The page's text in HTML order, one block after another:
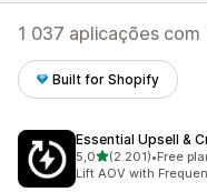
1 037 aplicações com
Built for Shopify
Essential Upsell &
5,0de 5 estrelas
(2.201)
2201 total de•Free
Lift AOV with